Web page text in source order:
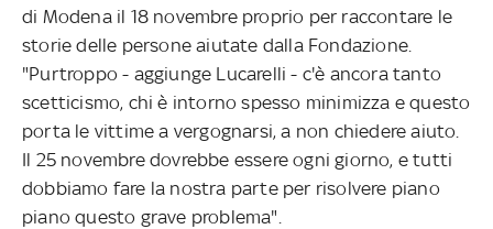
di Modena il 18 novembre proprio per raccontare le
storie delle persone aiutate dalla Fondazione.
"Purtroppo - aggiunge Lucarelli - c'è ancora tanto
scetticismo, chi è intorno spesso minimizza e questo
porta le vittime a vergognarsi, a non chiedere aiuto.
Il 25 novembre dovrebbe essere ogni giorno, e tutti
dobbiamo fare la nostra parte per risolvere piano
piano questo grave problema".